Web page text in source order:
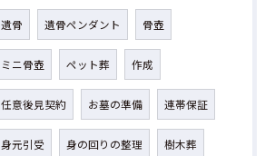
遺骨 遺骨ペンダント 骨壺
ミニ骨壺 ペット葬 作成
任意後見契約 お墓の準備 連帯保証
身元引受 身の回りの整理 樹木葬